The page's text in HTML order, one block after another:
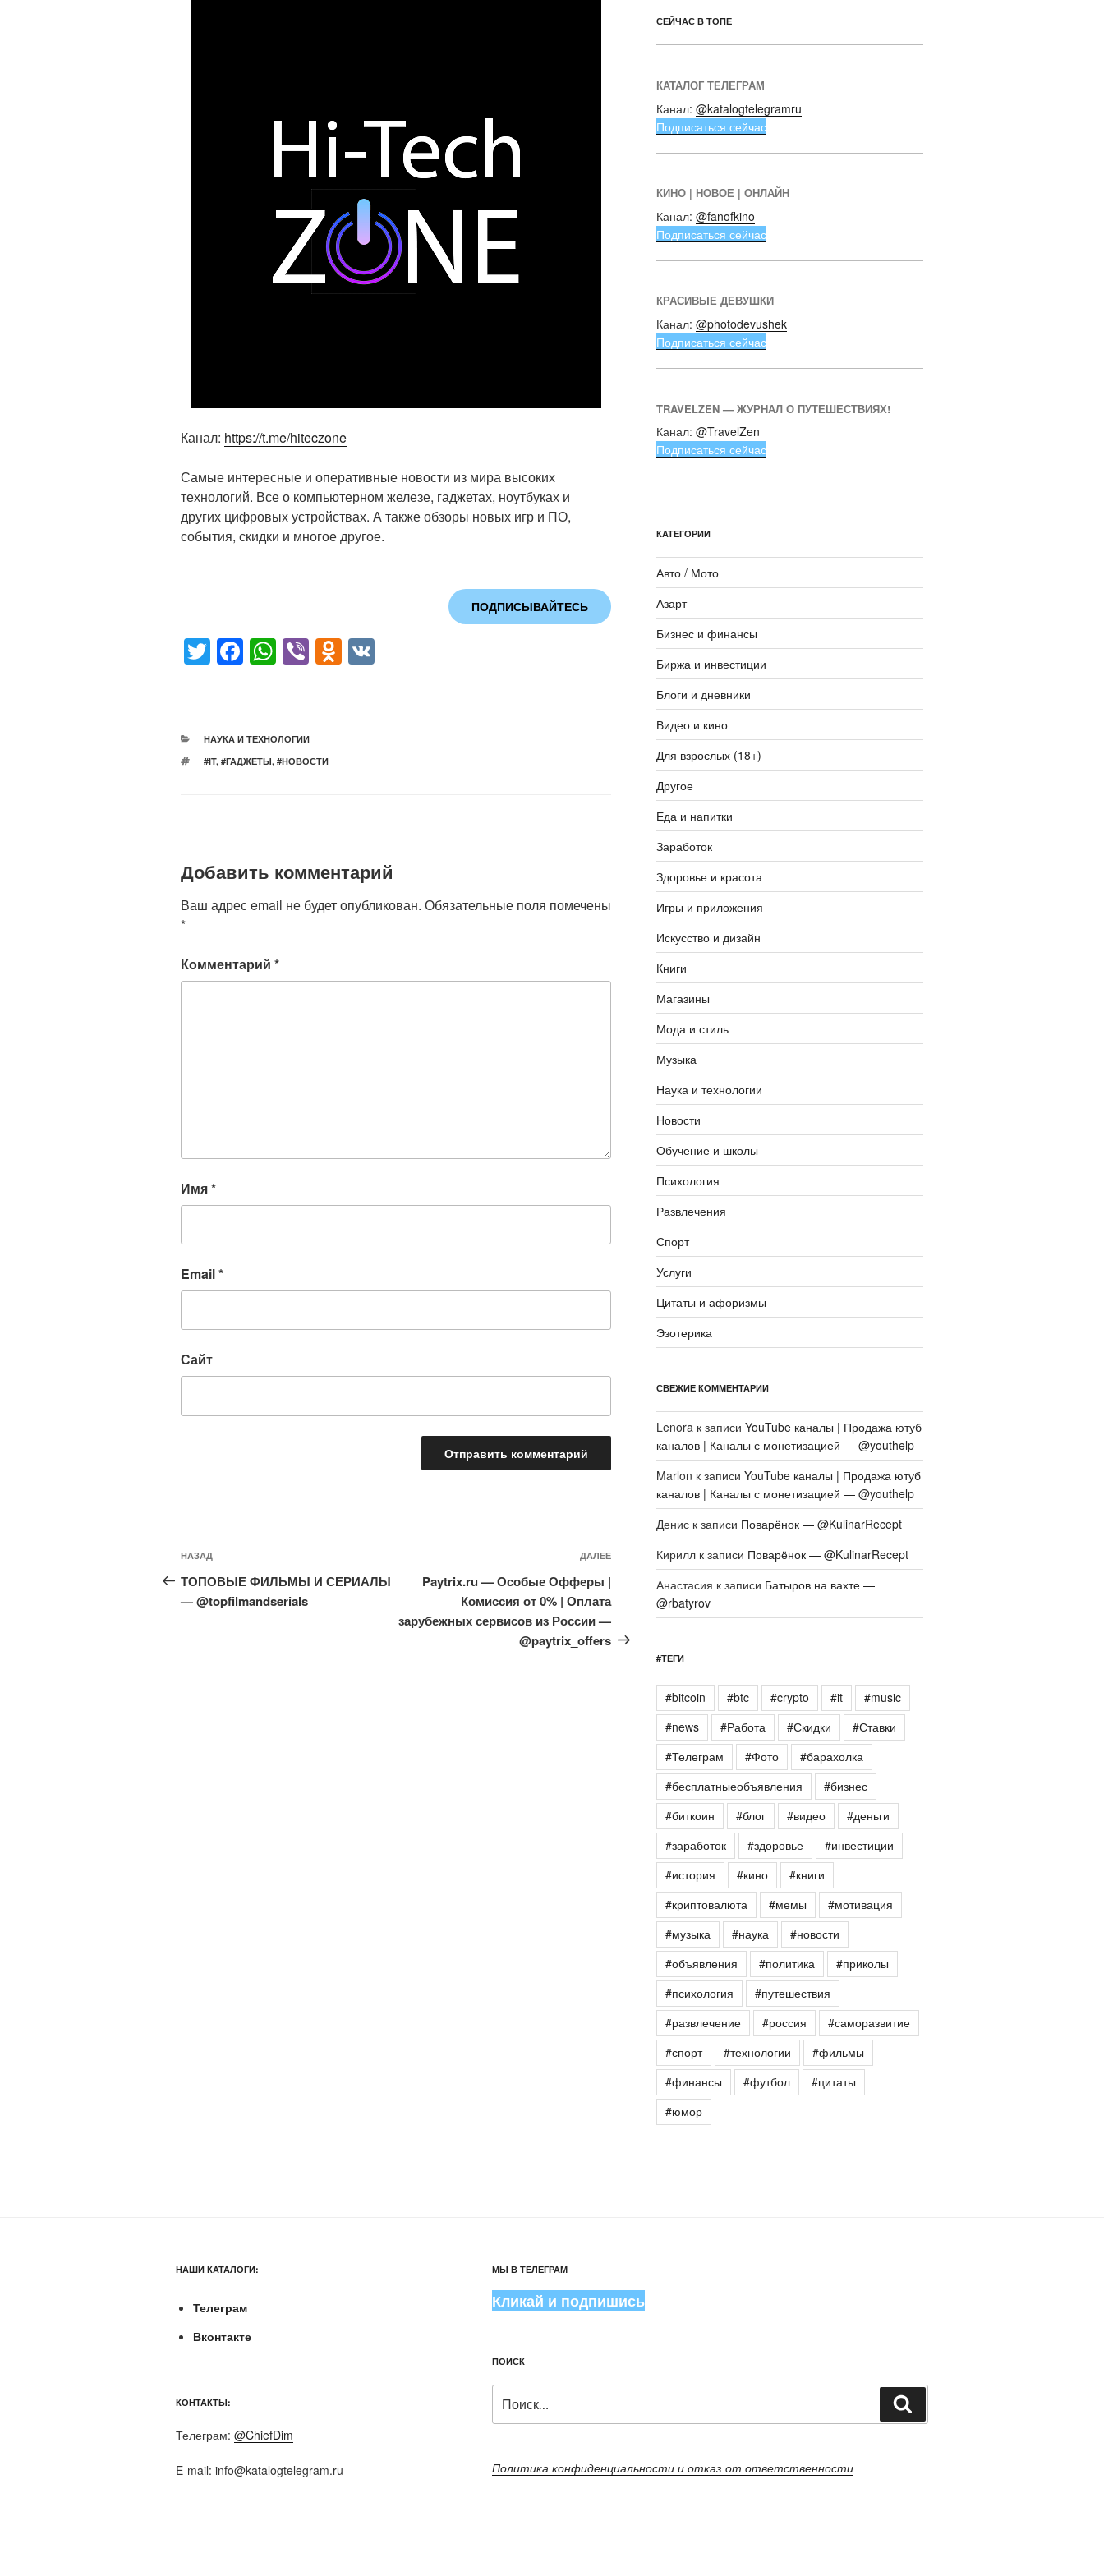
Канал: https://t.me/hiteczone
Самые интересные и оперативные новости из мира высоких
технологий. Все о компьютерном железе, гаджетах, ноутбуках и
других цифровых устройствах. А также обзоры новых игр и ПО,
события, скидки и многое другое.
ПОДПИСЫВАЙТЕСЬ
T
wi
er
F
a
e
b
W
h
s
A
Vi
b
O
d
ki
РУБРИКИ
НАУКА И ТЕХНОЛОГИИ
МЕТКИ
#IT, #ГАДЖЕТЫ, #НОВОСТИ
Добавить комментарий
Ваш адрес email не будет опубликован. Обязательные поля помечены
*
Комментарий *
Имя*
Email*
Сайт
Навигация
по
записям
Предыдущая
запись:
НАЗАД
ТОПОВЫЕ ФИЛЬМЫ И СЕРИАЛЫ
— @topfilmandserials
Следующая
ДАЛЕЕ
Paytrix.ru — Особые Офферы |
Комиссия от 0% | Оплата
зарубежных сервисов из России —
@paytrix_offers
СЕЙЧАС В ТОПЕ
КАТАЛОГ ТЕЛЕГРАМ
Канал: @katalogtelegramru
Подписаться сейчас
КИНО | НОВОЕ | ОНЛАЙН
Канал: @fanofkino
Подписаться сейчас
КРАСИВЫЕ ДЕВУШКИ
Канал: @photodevushek
Подписаться сейчас
TRAVELZEN — ЖУРНАЛ О ПУТЕШЕСТВИЯХ!
Канал: @TravelZen
Подписаться сейчас
КАТЕГОРИИ
Авто / Мото
Азарт
Бизнес и финансы
Биржа и инвестиции
Блоги и дневники
Видео и кино
Для взрослых (18+)
Другое
Еда и напитки
Заработок
Здоровье и красота
Игры и приложения
Искусство и дизайн
Книги
Магазины
Мода и стиль
Музыка
Наука и технологии
Новости
Обучение и школы
Психология
Развлечения
Спорт
Услуги
Цитаты и афоризмы
Эзотерика
СВЕЖИЕ КОММЕНТАРИИ
Lenoraк записи YouTube каналы | Продажа ютуб
каналов | Каналы с монетизацией — @youthelp
Marlon к записи YouTube каналы | Продажа ютуб
каналов | Каналы с монетизацией — @youthelp
Дениск записи Поварёнок — @KulinarRecept
Кириллк записи Поварёнок — @KulinarRecept
Анастасия к записи Батыров на вахте —
@rbatyrov
#ТЕГИ
#bitcoin #btc #crypto #it
#music
#news
#Работа #Скидки
#Ставки
#Телеграм
#Фото
#барахолка
#бесплатныеобъявления
#бизнес
#биткоин
#блог #видео
#деньги
#заработок
#здоровье
#инвестиции
#история
#кино
#книги
#криптовалюта
#мемы
#мотивация
#музыка
#наука
#новости
#объявления
#политика
#приколы
#психология
#путешествия
#развлечение
#россия
#саморазвитие
#спорт
#технологии
#фильмы
#финансы
#футбол
#цитаты
#юмор
НАШИ КАТАЛОГИ:
Телеграм
Вконтакте
КОНТАКТЫ:
Телеграм: @ChiefDim
E-mail: info@katalogtelegram.ru
МЫ В ТЕЛЕГРАМ
Кликай и подпишись
ПОИСК
Политика конфиденциальности и отказ от ответственности